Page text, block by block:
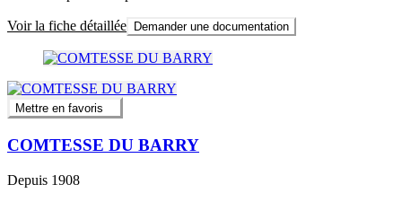
Voir la fiche détaillée Demander une documentation
Mettre en favoris
COMTESSE DU BARRY
Depuis 1908